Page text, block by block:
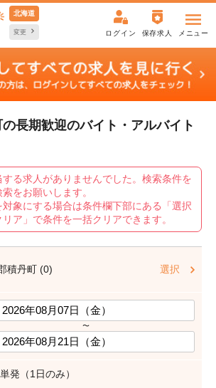
北海道
変更 ログイン 保存求人 メニュー
長期歓迎のバイト・アルバイト
る求人がありませんでした。検索条件を
をお願いします。
対象にする場合は条件欄下部にある「選択
ア」で条件を一括クリアできます。
積丹町 (0) 選択
〜
単発（1日のみ）